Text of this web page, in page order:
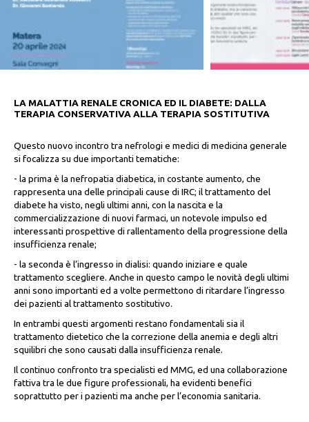
LA MALATTIA RENALE CRONICA ED IL DIABETE: DALLA
TERAPIA CONSERVATIVA ALLA TERAPIA SOSTITUTIVA
Questo nuovo incontro tra nefrologi e medici di medicina generale
si focalizza su due importanti tematiche:
- la prima è la nefropatia diabetica, in costante aumento, che
rappresenta una delle principali cause di IRC; il trattamento del
diabete ha visto, negli ultimi anni, con la nascita e la
commercializzazione di nuovi farmaci, un notevole impulso ed
interessanti prospettive di rallentamento della progressione della
insufficienza renale;
- la seconda è l’ingresso in dialisi: quando iniziare e quale
trattamento scegliere. Anche in questo campo le novità degli ultimi
anni sono importanti ed a volte permettono di ritardare l’ingresso
dei pazienti al trattamento sostitutivo.
In entrambi questi argomenti restano fondamentali sia il
trattamento dietetico che la correzione della anemia e degli altri
squilibri che sono causati dalla insufficienza renale.
Il continuo confronto tra specialisti ed MMG, ed una collaborazione
fattiva tra le due figure professionali, ha evidenti benefici
soprattutto per i pazienti ma anche per l’economia sanitaria.